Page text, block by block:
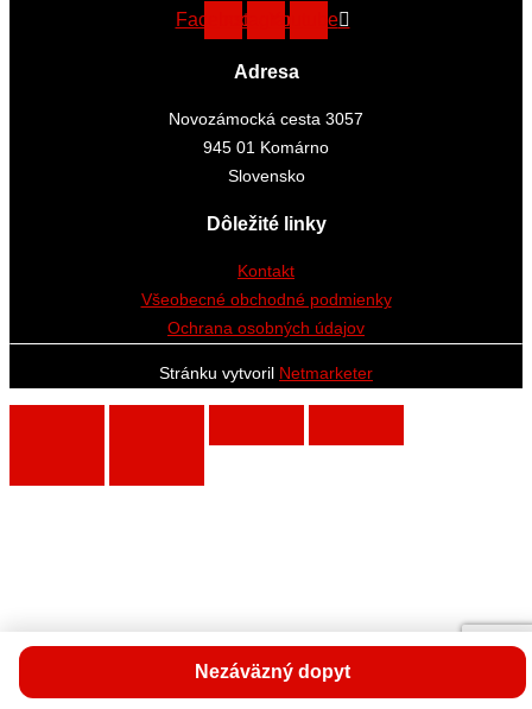
Nezáväzný dopyt
FacebookInstagramYoutube
Adresa
Novozámocká cesta 3057
945 01 Komárno
Slovensko
Dôležité linky
Kontakt
Všeobecné obchodné podmienky
Ochrana osobných údajov
Stránku vytvoril Netmarketer